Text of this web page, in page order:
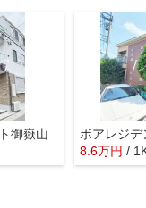
御嶽山
ボアレジデ
8.6万円 /